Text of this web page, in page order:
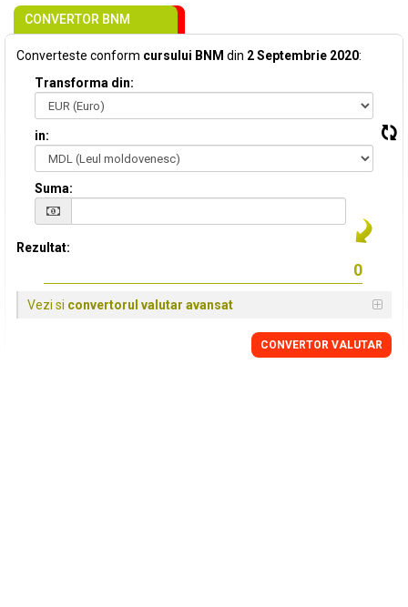
CONVERTOR BNM
Converteste conform cursului BNM din 2 Septembrie 2020:
Transforma din:
in:
Suma:
Rezultat:
Vezi si convertorul valutar avansat
CONVERTOR VALUTAR